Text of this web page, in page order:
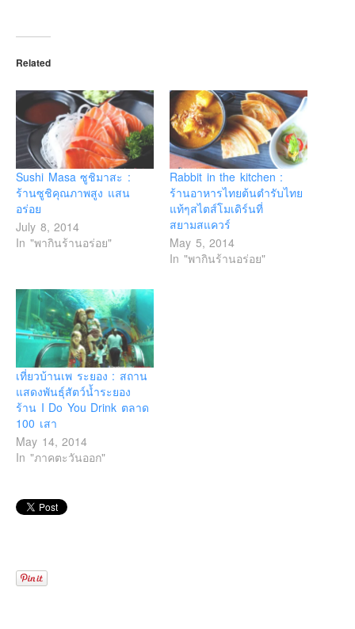
Related
Sushi Masa ซูชิมาสะ :
ร้านซูชิคุณภาพสูง แสน
อร่อย
July 8, 2014
In "พากินร้านอร่อย"
Rabbit in the kitchen :
ร้านอาหารไทยต้นตำรับไทย
แท้ๆสไตส์โมเดิร์นที่
สยามสแควร์
May 5, 2014
In "พากินร้านอร่อย"
เที่ยวบ้านเพ ระยอง : สถาน
แสดงพันธุ์สัตว์น้ำระยอง
ร้าน I Do You Drink ตลาด
100 เสา
May 14, 2014
In "ภาคตะวันออก"